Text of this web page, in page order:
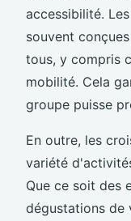
accessibilité.
souvent
tous, y compris
mobilité. Cela
groupe puisse
En outre, les
variété
Que ce soit des
dégustations de